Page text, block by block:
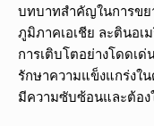
บทบาทสำคัญในการขย
ภูมิภาคเอเชีย ละตินอ
การเติบโตอย่างโดดเ
รักษาความแข็งแกร่งใ
มีความซับซ้อนและต้อง